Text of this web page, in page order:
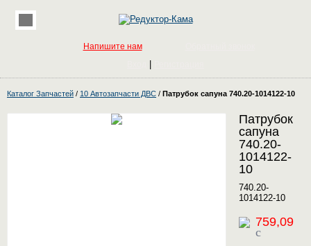
Напишите нам
Каталог Запчастей / 10 Автозапчасти ДВС / Патрубок сапуна 740.20-1014122-10
Патрубок
сапуна
740.20-
1014122-
10
740.20-
1014122-10
759,09
c